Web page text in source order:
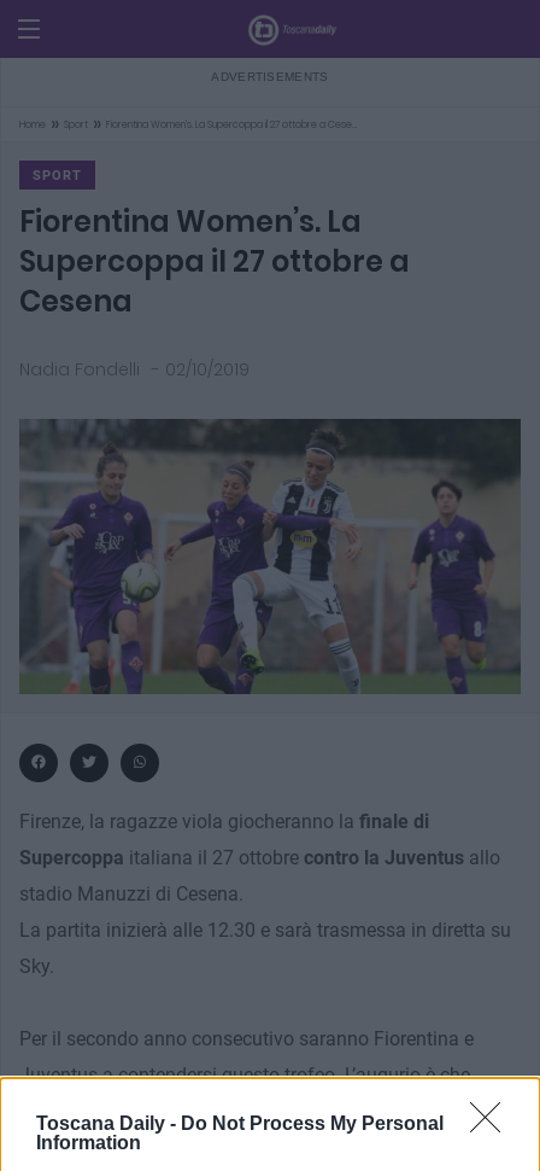
Toscana Daily - Do Not Process My Personal
Information
Home » Sport » Fiorentina Women’s. La Supercoppa il 27 ottobre a Cese…
SPORT
Fiorentina Women’s. La
Supercoppa il 27 ottobre a
Cesena
Nadia Fondelli - 02/10/2019
Firenze, la ragazze viola giocheranno la finale di
Supercoppa italiana il 27 ottobre contro la Juventus allo
stadio Manuzzi di Cesena.
La partita inizierà alle 12.30 e sarà trasmessa in diretta su
Sky.
Per il secondo anno consecutivo saranno Fiorentina e
Juventus a contendersi questo trofeo. L’augurio è che
finisca come lo scorso anno quando la Supercoppa ha
preso la strada di Firenze grazie a un gol di Ilaria Mauro